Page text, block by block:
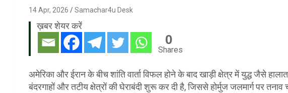
14 Apr, 2026 Samachar4u Desk
ख़बर शेयर करें
0
Shares
अमेरिका और ईरान के बीच शांति वार्ता विफल होने के बाद खाड़ी क्षेत्र में युद्ध जैसे
बंदरगाहों और तटीय क्षेत्रों की घेराबंदी शुरू कर दी है, जिससे होर्मुज जलमार्ग पर